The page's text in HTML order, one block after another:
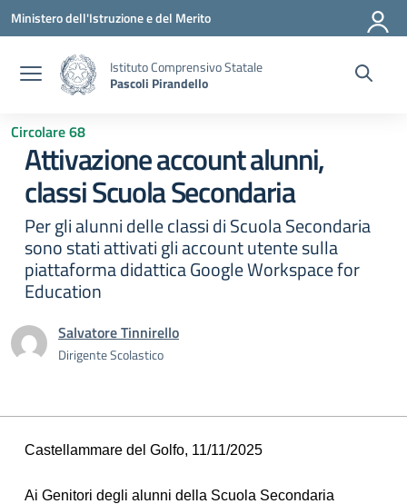
Vai ai contenuti
Vai al menu di navigazione
Vai al footer
Ministero dell'Istruzione e del Merito
Istituto Comprensivo Statale
Pascoli Pirandello
Circolare 68
Attivazione account alunni,
classi Scuola Secondaria
Per gli alunni delle classi di Scuola Secondaria
sono stati attivati gli account utente sulla
piattaforma didattica Google Workspace for
Education
Salvatore Tinnirello
Dirigente Scolastico
Castellammare del Golfo, 11/11/2025
Ai Genitori degli alunni della Scuola Secondaria